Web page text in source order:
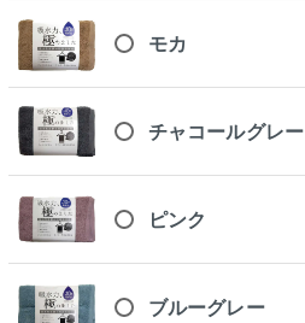
モカ
チャコールグレー
ピンク
ブルーグレー